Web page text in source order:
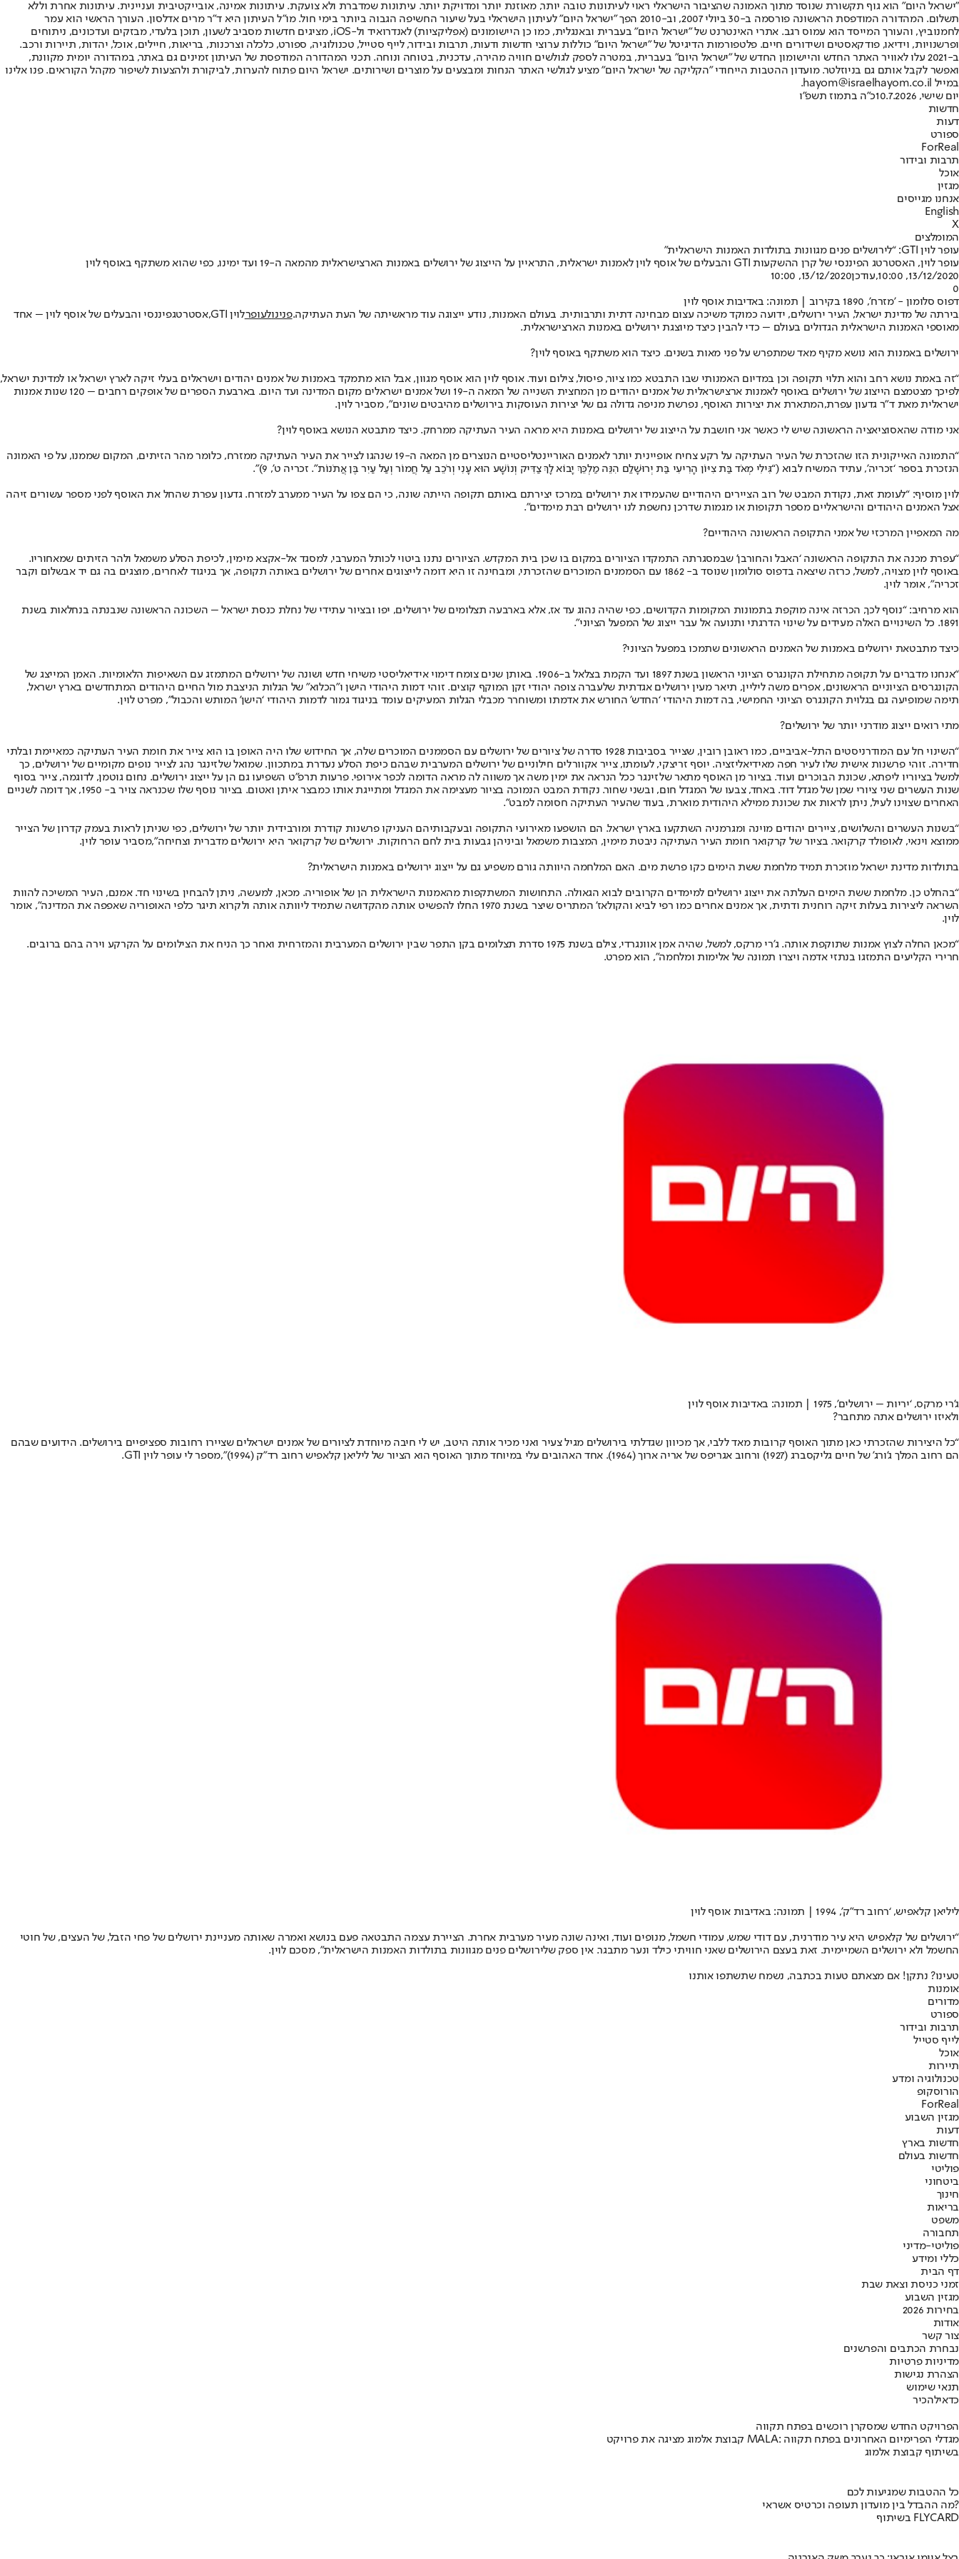
"ישראל היום" הוא גוף תקשורת שנוסד מתוך האמונה שהציבור הישראלי ראוי לעיתונות טובה יותר, מאוזנת יותר ומדויקת יותר. עיתונות שמדברת ולא צועקת. עיתונות אמינה, אובייקטיבית ועניינית. עיתונות אחרת וללא
תשלום. המהדורה המודפסת הראשונה פורסמה ב-30 ביולי 2007, וב-2010 הפך "ישראל היום" לעיתון הישראלי בעל שיעור החשיפה הגבוה ביותר בימי חול. מו"ל העיתון היא ד"ר מרים אדלסון. העורך הראשי הוא עמר
לחמנוביץ, והעורך המייסד הוא עמוס רגב. אתרי האינטרנט של "ישראל היום" בעברית ובאנגלית, כמו כן היישומונים (אפליקציות) לאנדרואיד ול-iOS, מציגים חדשות מסביב לשעון, תוכן בלעדי, מבזקים ועדכונים, ניתוחים
ופרשנויות, וידיאו, פודקאסטים ושידורים חיים. פלטפורמות הדיגיטל של "ישראל היום" כוללות ערוצי חדשות ודעות, תרבות ובידור, לייף סטייל, טכנולוגיה, ספורט, כלכלה וצרכנות, בריאות, חיילים, אוכל, יהדות, תיירות ורכב.
ב-2021 עלו לאוויר האתר החדש והיישומון החדש של "ישראל היום" בעברית, במטרה לספק לגולשים חוויה מהירה, עדכנית, בטוחה ונוחה. תכני המהדורה המודפסת של העיתון זמינים גם באתר, במהדורה יומית מקוונת,
ואפשר לקבל אותם גם בניוזלטר. מועדון ההטבות הייחודי "הקליקה של ישראל היום" מציע לגולשי האתר הנחות ומבצעים על מוצרים ושירותים. ישראל היום פתוח להערות, לביקורת ולהצעות לשיפור מקהל הקוראים. פנו אלינו
במייל hayom@israelhayom.co.il.
יום שישי, 10.7.2026
כ"ה בתמוז תשפ"ו
חדשות
דעות
ספורט
ForReal
תרבות ובידור
אוכל
מגזין
אנחנו מגייסים
English
X
המומלצים
עופר לוין GTI: “לירושלים פנים מגוונות בתולדות האמנות הישראלית”
עופר לוין, האסטרטג הפיננסי של קרן ההשקעות GTI והבעלים של אוסף לוין לאמנות ישראלית, התראיין על הייצוג של ירושלים באמנות הארצישראלית מהמאה ה-19 ועד ימינו, כפי שהוא משתקף באוסף לוין
13/12/2020, 10:00
,עודכן13/12/2020, 10:00
0
דפוס סלומון - 'מזרח', 1890 בקירוב | תמונה: באדיבות אוסף לוין
בירתה של מדינת ישראל, העיר ירושלים, ידועה כמוקד משיכה עצום מבחינה דתית ותרבותית. בעולם האמנות, נודע ייצוגה עוד מראשיתה של העת העתיקה.פנינולעופרלוין GTI ,אסטרטגפיננסי והבעלים של אוסף לוין – אחד
מאוספי האמנות הישראלית הגדולים בעולם – כדי להבין כיצד מיוצגת ירושלים באמנות הארצישראלית.
ירושלים באמנות הוא נושא מקיף מאד שמתפרש על פני מאות בשנים. כיצד הוא משתקף באוסף לוין?
“זה באמת נושא רחב והוא תלוי תקופה וכן במדיום האמנותי שבו התבטא כמו ציור, פיסול, צילום ועוד. אוסף לוין הוא אוסף מגוון, אבל הוא מתמקד באמנות של אמנים יהודים וישראלים בעלי זיקה לארץ ישראל או למדינת ישראל,
לפיכך מצטמצם הייצוג של ירושלים באוסף לאמנות ארצישראלית של אמנים יהודים מן המחצית השנייה של המאה ה-19 ושל אמנים ישראלים מקום המדינה ועד היום. בארבעת הספרים של אופקים רחבים – 120 שנות אמנות
ישראלית מאת ד”ר גדעון עפרת,המתארת את יצירות האוסף, נפרשת מניפה גדולה גם של יצירות העוסקות בירושלים מהיבטים שונים”, מסביר לוין.
אני מודה שהאסוציאציה הראשונה שיש לי כאשר אני חושבת על הייצוג של ירושלים באמנות היא מראה העיר העתיקה ממרחק. כיצד מתבטא הנושא באוסף לוין?
“התמונה האייקונית הזו שהזכרת של העיר העתיקה על רקע צחיח אופיינית יותר לאמנים האוריינטליסטיים הנוצרים מן המאה ה-19 שנהגו לצייר את העיר העתיקה ממזרח, כלומר מהר הזיתים, המקום שממנו, על פי האמונה
הנזכרת בספר ‘זכריה’, עתיד המשיח לבוא (“גִּילִי מְאֹד בַּת צִיּוֹן הָרִיעִי בַּת יְרוּשָׁלַ‍ִם הִנֵּה מַלְכֵּךְ יָבוֹא לָךְ צַדִּיק וְנוֹשָׁע הוּא עָנִי וְרֹכֵב עַל חֲמוֹר וְעַל עַיִר בֶּן אֲתֹנוֹת”. זכריה ט’, 9)”.
לוין מוסיף: “לעומת זאת, נקודת המבט של רוב הציירים היהודיים שהעמידו את ירושלים במרכז יצירתם באותם תקופה הייתה שונה, כי הם צפו על העיר ממערב למזרח. גדעון עפרת שהחל את האוסף לפני מספר עשורים זיהה
אצל האמנים היהודים והישראליים מספר תקופות או מגמות שדרכן נחשפת לנו ירושלים רבת מימדים”.
מה המאפיין המרכזי של אמני התקופה הראשונה היהודיים?
“עפרת מכנה את התקופה הראשונה ‘האבל והחורבן’ שבמסגרתה התמקדו הציורים במקום בו שכן בית המקדש. הציורים נתנו ביטוי לכותל המערבי, למסגד אל-אקצא מימין, לכיפת הסלע משמאל ולהר הזיתים שמאחוריו.
באוסף לוין מצויה, למשל, כרזה שיצאה בדפוס סולומון שנוסד ב- 1862 עם הסממנים המוכרים שהזכרתי, ומבחינה זו היא דומה לייצוגים אחרים של ירושלים באותה תקופה, אך בניגוד לאחרים, מוצגים בה גם יד אבשלום וקבר
זכריה”, אומר לוין.
הוא מרחיב: “נוסף לכך, הכרזה אינה מוקפת בתמונות המקומות הקדושים, כפי שהיה נהוג עד אז, אלא בארבעה תצלומים של ירושלים, יפו ובציור עתידי של נחלת כנסת ישראל – השכונה הראשונה שנבנתה בנחלאות בשנת
1891. כל השינויים האלה מעידים על שינוי הדרגתי ותנועה אל עבר ייצוג של המפעל הציוני”.
כיצד מתבטאת ירושלים באמנות של האמנים הראשונים שתמכו במפעל הציוני?
“אנחנו מדברים על תקופה מתחילת הקונגרס הציוני הראשון בשנת 1897 ועד הקמת בצלאל ב-1906. באותן שנים צומח דימוי אידיאליסטי משיחי חדש ושונה של ירושלים המתמזג עם השאיפות הלאומיות. האמן המייצג של
הקונגרסים הציוניים הראשונים, אפרים משה ליליין, תיאר מעין ירושלים אגדתית שלעברה צופה יהודי זקן המוקף קוצים. זוהי דמות היהודי הישן ו”הכלוא” של הגלות הניצבת מול החיים היהודים המתחדשים בארץ ישראל,
תימה שמופיעה גם בגלוית הקונגרס הציוני החמישי, בה דמות היהודי ‘החדש’ החורש את אדמתו ומשוחרר מכבלי הגלות המעיקים עומד בניגוד גמור לדמות היהודי ‘הישן’ המותש והכבול”, מפרט לוין.
מתי רואים ייצוג מודרני יותר של ירושלים?
“השינוי חל עם המודרניסטים התל-אביביים, כמו ראובן רובין, שצייר בסביבות 1928 סדרה של ציורים של ירושלים עם הסממנים המוכרים שלה, אך החידוש שלו היה האופן בו הוא צייר את חומת העיר העתיקה כמאיימת ובלתי
חדירה. זוהי פרשנות אישית שלו לעיר חפה מאידיאליזציה. יוסף זריצקי, לעומתו, צייר אקוורלים חילוניים של ירושלים המערבית שבהם כיפת הסלע נעדרת במתכוון. שמואל שלזינגר נהג לצייר נופים מקומיים של ירושלים, כך
למשל בציוריו ליפתא, שכונת הבוכרים ועוד. בציור מן האוסף מתאר שלזינגר ככל הנראה את ימין משה אך משווה לה מראה הדומה לכפר אירופי. פרעות תרפ”ט השפיעו גם הן על ייצוג ירושלים. נחום גוטמן, לדוגמה, צייר בסוף
שנות העשרים שני ציורי שמן של מגדל דוד. באחד, צבעו של המגדל חום, ובשני שחור. נקודת המבט הנמוכה בציור מעצימה את המגדל ומתייגת אותו כמבצר איתן ואטום. בציור נוסף שלו שכנראה צויר ב- 1950, אך דומה לשניים
האחרים שצוינו לעיל, ניתן לראות את שכונת ממילא היהודית מוארת, בעוד שהעיר העתיקה חסומה למבט”.
“בשנות העשרים והשלושים, ציירים יהודים מוינה ומגרמניה השתקעו בארץ ישראל. הם הושפעו מאירועי התקופה ובעקבותיהם העניקו פרשנות קודרת ומורבידית יותר של ירושלים, כפי שניתן לראות בעמק קדרון של הצייר
ממוצא וינאי, לאופולד קרקואר. בציור של קרקואר חומת העיר העתיקה ניבטת מימין, המצבות משמאל וביניהן גבעות בית לחם הרחוקות. ירושלים של קרקואר היא ירושלים מדברית וצחיחה”,מסביר עופר לוין.
בתולדות מדינת ישראל מוזכרת תמיד מלחמת ששת הימים כקו פרשת מים. האם המלחמה היוותה גורם משפיע גם על ייצוג ירושלים באמנות הישראלית?
“בהחלט כן. מלחמת ששת הימים העלתה את ייצוג ירושלים למימדים הקרובים לבוא הגאולה. התחושות המשתקפות מהאמנות הישראלית הן של אופוריה. מכאן, למעשה, ניתן להבחין בשינוי חד. אמנם, העיר המשיכה להוות
השראה ליצירות בעלות זיקה רוחנית ודתית, אך אמנים אחרים כמו רפי לביא והקולאז’ המתריס שיצר בשנת 1970 החלו להפשיט אותה מהקדושה שתמיד ליוותה אותה ולקרוא תיגר כלפי האופוריה שאפפה את המדינה”, אומר
לוין.
“מכאן החלה לצוץ אמנות שתוקפת אותה. ג’רי מרקס, למשל, שהיה אמן אוונגרדי, צילם בשנת 1975 סדרת תצלומים בקן התפר שבין ירושלים המערבית והמזרחית ואחר כך הניח את הצילומים על הקרקע וירה בהם ברובים.
חרירי הקליעים התמזגו בנתזי אדמה ויצרו תמונה של אלימות ומלחמה”, הוא מפרט.
ג’רי מרקס, ‘יריות – ירושלים’, 1975 | תמונה: באדיבות אוסף לוין
ולאיזו ירושלים אתה מתחבר?
“כל היצירות שהזכרתי כאן מתוך האוסף קרובות מאד ללבי, אך מכיוון שגדלתי בירושלים מגיל צעיר ואני מכיר אותה היטב, יש לי חיבה מיוחדת לציורים של אמנים ישראלים שציירו רחובות ספציפיים בירושלים. הידועים שבהם
הם רחוב המלך ג’ורג’ של חיים גליקסברג (1927) ורחוב אגריפס של אריה ארוך (1964). אחד האהובים עלי במיוחד מתוך האוסף הוא הציור של ליליאן קלאפיש רחוב רד”ק (1994)”,
מספר לי עופר לוין GTI .
ליליאן קלאפיש, ‘רחוב רד”ק’, 1994 | תמונה: באדיבות אוסף לוין
“ירושלים של קלאפיש היא עיר מודרנית, עם דודי שמש, עמודי חשמל, מנופים ועוד, ואינה שונה מעיר מערבית אחרת. הציירת עצמה התבטאה פעם בנושא ואמרה שאותה מעניינת ירושלים של פחי הזבל, של העצים, של חוטי
החשמל ולא ירושלים השמיימית. זאת בעצם הירושלים שאני חוויתי כילד ונער מתבגר. אין ספק שלירושלים פנים מגוונות בתולדות האמנות הישראלית”, מסכם לוין.
טעינו? נתקן! אם מצאתם טעות בכתבה, נשמח שתשתפו אותנו
אומנות
מדורים
ספורט
תרבות ובידור
לייף סטייל
אוכל
תיירות
טכנולוגיה ומדע
הורוסקופ
ForReal
מגזין השבוע
דעות
חדשות בארץ
חדשות בעולם
פוליטי
ביטחוני
חינוך
בריאות
משפט
תחבורה
פוליטי-מדיני
כללי ומידע
דף הבית
זמני כניסת וצאת שבת
מגזין השבוע
בחירות 2026
אודות
צור קשר
נבחרת הכתבים והפרשנים
מדיניות פרטיות
הצהרת נגישות
תנאי שימוש
כדאילהכיר
הפרויקט החדש שמסקרן רוכשים בפתח תקווה
קבוצת אלמוג מציגה את פרויקט MALA: מגדלי הפרימיום האחרונים בפתח תקווה
בשיתוף קבוצת אלמוג
כל ההטבות שמגיעות לכם
מה ההבדל בין מועדון תעופה וכרטיס אשראי?
בשיתוף FLYCARD